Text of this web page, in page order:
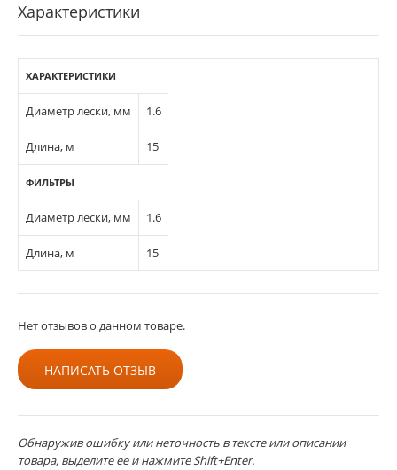
Характеристики
ХАРАКТЕРИСТИКИ
Диаметр лески, мм 1.6
Длина, м 15
ФИЛЬТРЫ
Диаметр лески, мм 1.6
Длина, м 15
Нет отзывов о данном товаре.
НАПИСАТЬ ОТЗЫВ
Обнаружив ошибку или неточность в тексте или описании
товара, выделите ее и нажмите Shift+Enter.